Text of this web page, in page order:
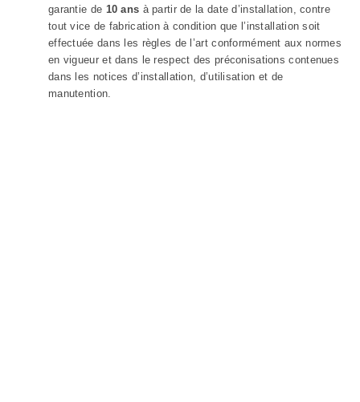
garantie de 10 ans à partir de la date d’installation, contre
tout vice de fabrication à condition que l’installation soit
effectuée dans les règles de l’art conformément aux normes
en vigueur et dans le respect des préconisations contenues
dans les notices d’installation, d’utilisation et de
manutention.